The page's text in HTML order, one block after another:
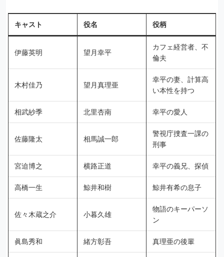
キャスト 役名 役柄
伊藤英明 望月幸平
カフェ経営者、不
倫夫
木村佳乃 望月真理亜
幸平の妻、計算高
い本性を持つ
相武紗季 北里杏南 幸平の愛人
佐藤隆太 相馬誠一郎
警視庁捜査一課の
刑事
宮迫博之 横路正道 幸平の義兄、探偵
高橋一生 鯨井和樹 鯨井有希の息子
佐々木蔵之介 小暮久雄
物語のキーパーソ
ン
眞島秀和 緒方彰吾 真理亜の後輩